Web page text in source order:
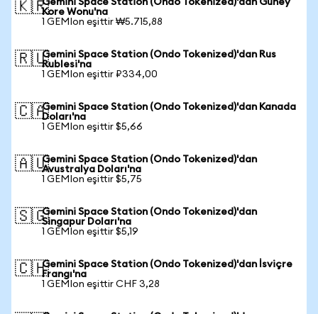
🇰🇷Gemini Space Station (Ondo Tokenized)'dan Güney
Kore Wonu'na
1 GEMIon eşittir ₩5.715,88
🇷🇺Gemini Space Station (Ondo Tokenized)'dan Rus
Rublesi'na
1 GEMIon eşittir ₽334,00
🇨🇦Gemini Space Station (Ondo Tokenized)'dan Kanada
Doları'na
1 GEMIon eşittir $5,66
🇦🇺Gemini Space Station (Ondo Tokenized)'dan
Avustralya Doları'na
1 GEMIon eşittir $5,75
🇸🇬Gemini Space Station (Ondo Tokenized)'dan
Singapur Doları'na
1 GEMIon eşittir $5,19
🇨🇭Gemini Space Station (Ondo Tokenized)'dan İsviçre
Frangı'na
1 GEMIon eşittir CHF 3,28